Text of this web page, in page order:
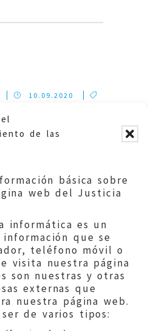
de las
básica sobre
web del Justicia
informática es un
que se
teléfono móvil o
visita nuestra página
son nuestras y otras
externas que
nuestra página web.
de varios tipos:
10.09.2020
sede de
al nuevo
General
militar de
el general
Pérez López,
Militar
la capital de
y en ella se
la Defensa,